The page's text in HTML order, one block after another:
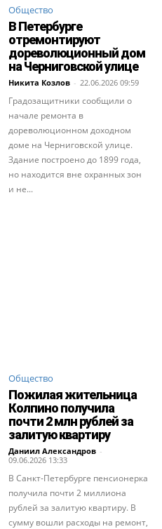
Общество
В Петербурге
отремонтируют
дореволюционный дом
на Черниговской улице
Никита Козлов - 22.06.2026 09:59
Градозащитники сообщили о
начале ремонта в
дореволюционном доходном
доме на Черниговской улице.
Здание построено до 1899 года,
но находится вне охранных зон
и не...
Общество
Пожилая жительница
Колпино получила
почти 2 млн рублей за
залитую квартиру
Даниил Александров -
09.06.2026 13:33
В Санкт-Петербурге пенсионерка
получила почти 2 миллиона
рублей за залитую квартиру. В
сумму вошли расходы на ремонт,